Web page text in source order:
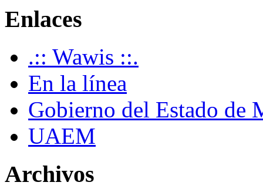
Enlaces
.:: Wawis ::.
En la línea
Gobierno del Estado de
UAEM
Archivos